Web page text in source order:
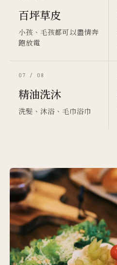
百坪草皮
小孩、毛孩都可以盡情奔
跑放電
07 / 08
精油洗沐
洗髮、沐浴、毛巾浴巾